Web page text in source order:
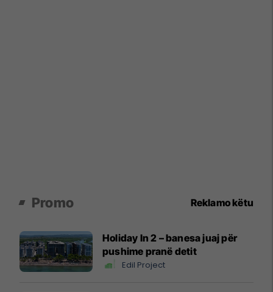
Promo Reklamo këtu
Holiday In 2 – banesa juaj për
pushime pranë detit
Edil Project